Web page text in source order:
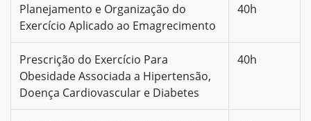
Planejamento e Organização do
Exercício Aplicado ao Emagrecimento
40h
Prescrição do Exercício Para
Obesidade Associada a Hipertensão,
Doença Cardiovascular e Diabetes
40h